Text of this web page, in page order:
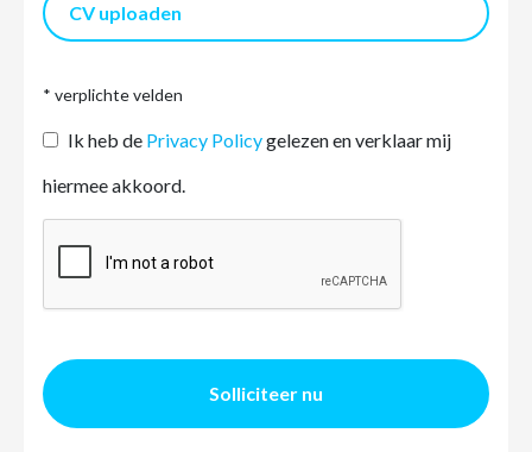
CV uploaden
* verplichte velden
Ik heb de Privacy Policygelezen en verklaar mij
hiermee akkoord.
Solliciteer nu